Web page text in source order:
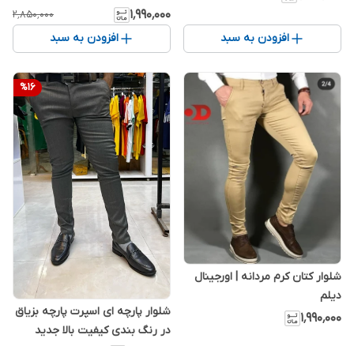
افزودن به سبد
۱٬۹۹۰٬۰۰۰ ۲٬۸۵۰٬۰۰۰
افزودن به سبد
شلوار کتان کرم مردانه | اورجینال
دیلم
۱٬۹۹۰٬۰۰۰
%16
شلوار پارچه ای اسپرت پارچه بزیاق
در رنگ بندی کیفیت بالا جدید